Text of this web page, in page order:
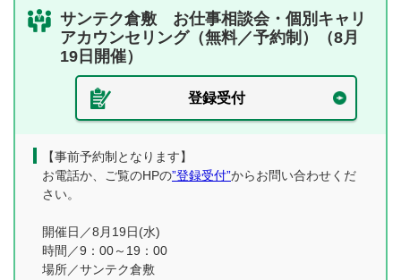
サンテク倉敷 お仕事相談会・個別キャリ
アカウンセリング（無料／予約制）（8月
19日開催）
登録受付
【事前予約制となります】
お電話か、ご覧のHPの”登録受付”からお問い合わせくだ
さい。
開催日／8月19日(水)
時間／9：00～19：00
場所／サンテク倉敷